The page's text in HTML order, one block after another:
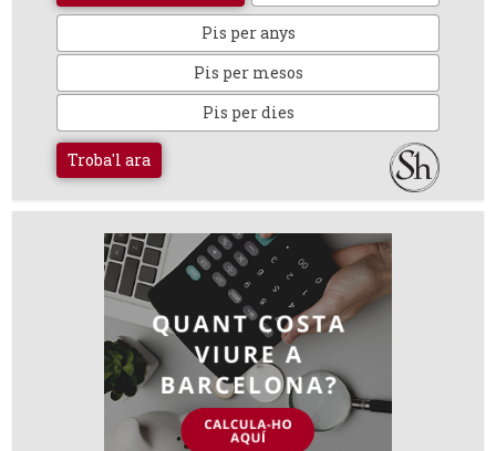
Pis per anys
Pis per mesos
Pis per dies
Troba'l ara